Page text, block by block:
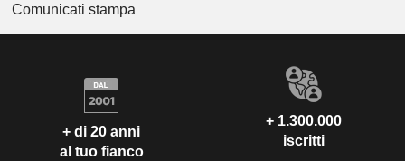
Comunicati stampa
+ di 20 anni
al tuo fianco
+ 1.300.000
iscritti